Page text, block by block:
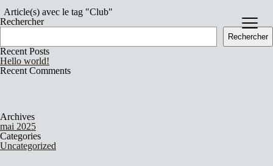
Article(s) avec le tag "Club"
Rechercher
Rechercher
Recent Posts
Hello world!
Recent Comments
Archives
mai 2025
Categories
Uncategorized